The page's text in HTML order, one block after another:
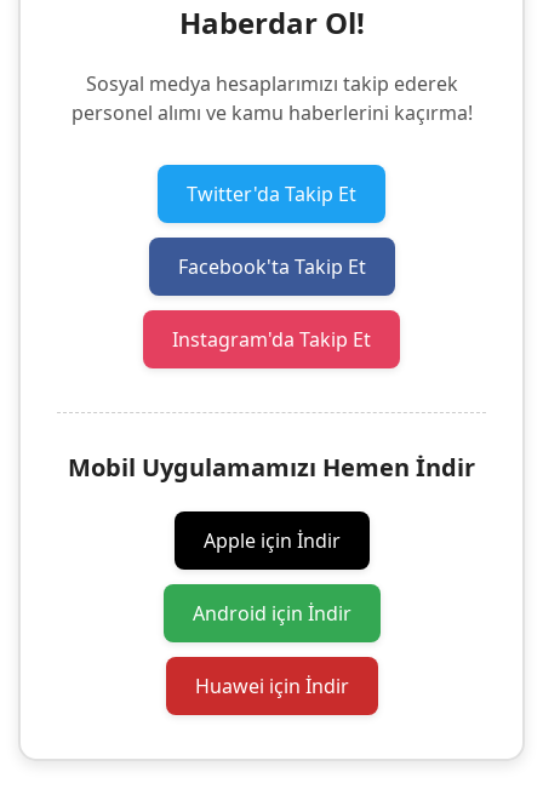
Haberdar Ol!
Sosyal medya hesaplarımızı takip ederek
personel alımı ve kamu haberlerini kaçırma!
Twitter'da Takip Et
Facebook'ta Takip Et
Instagram'da Takip Et
Mobil Uygulamamızı Hemen İndir
Apple için İndir
Android için İndir
Huawei için İndir